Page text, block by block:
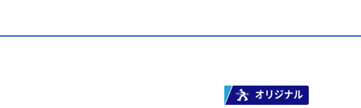
オリジナル